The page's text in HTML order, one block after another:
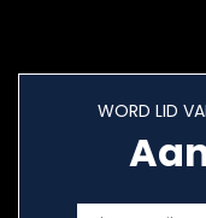
WORD LID